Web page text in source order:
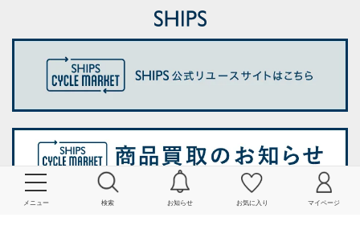
メニュー 検索 お知らせ お気に入り マイページ